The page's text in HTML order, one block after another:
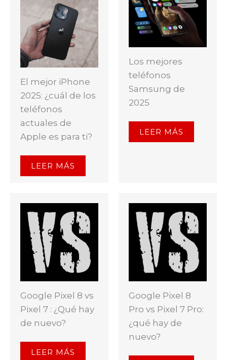
El mejor iPhone
2025: ¿cuál de los
teléfonos
actuales de
Apple es para ti?
LEER MÁS
Los mejores
teléfonos
Samsung de
2025
LEER MÁS
Google Pixel 8 vs
Pixel 7 : ¿Qué hay
de nuevo?
LEER MÁS
Google Pixel 8
Pro vs Pixel 7 Pro:
¿qué hay de
nuevo?